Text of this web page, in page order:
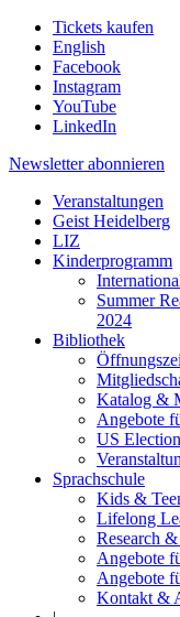
Tickets kaufen
English
Facebook
Instagram
YouTube
LinkedIn
Newsletter abonnieren
Veranstaltungen
Geist Heidelberg
LIZ
Kinderprogramm
Summer
2024
Bibliothek
Katalog &
Angebote
US
Sprachschule
Kids &
Lifelong
Research
Angebote
Angebote
Kontakt &